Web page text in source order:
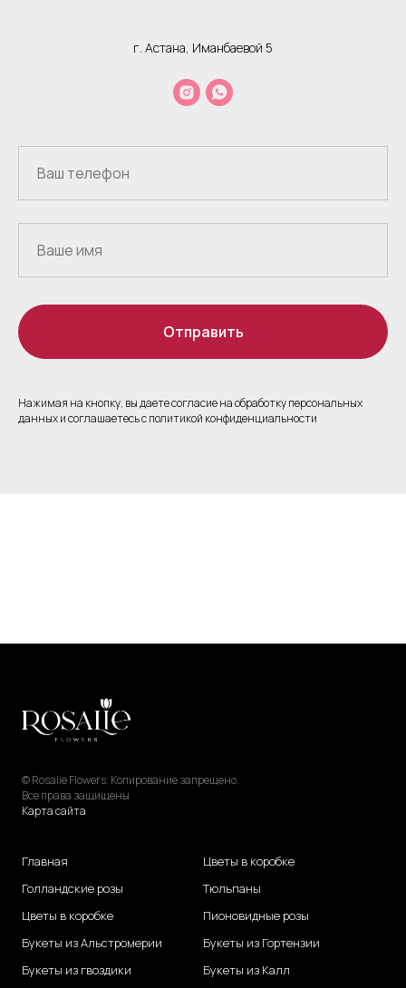
г. Астана, Иманбаевой 5
Отправить
Нажимая на кнопку, вы даете согласие на обработку персональных
данных и соглашаетесь c политикой конфиденциальности
© Rosalie Flowers. Копирование запрещено.
Все права защищены
Карта сайта
Главная
Голландские розы
Цветы в коробке
Букеты из Альстромерии
Букеты из гвоздики
Цветы в коробке
Тюльпаны
Пионовидные розы
Букеты из Гортензии
Букеты из Калл